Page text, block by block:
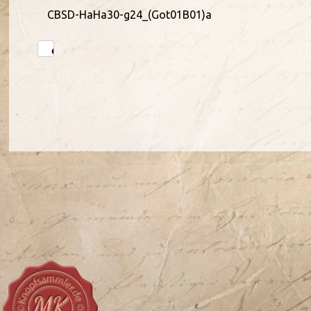
CBSD-HaHa30-g24_(Got01B01)a